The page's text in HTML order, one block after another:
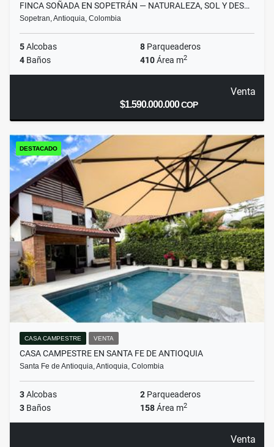
FINCA SOÑADA EN SOPETRÁN — NATURALEZA, SOL Y DES…
Sopetran, Antioquia, Colombia
5Alcobas 8 Parqueaderos
4 Baños 410Área m2
Venta
$1.590.000.000COP
DESTACADO
CASA CAMPESTRE VENTA
CASA CAMPESTRE EN SANTA FE DE ANTIOQUIA
Santa Fe de Antioquia, Antioquia, Colombia
3Alcobas 2 Parqueaderos
3 Baños 158Área m2
Venta